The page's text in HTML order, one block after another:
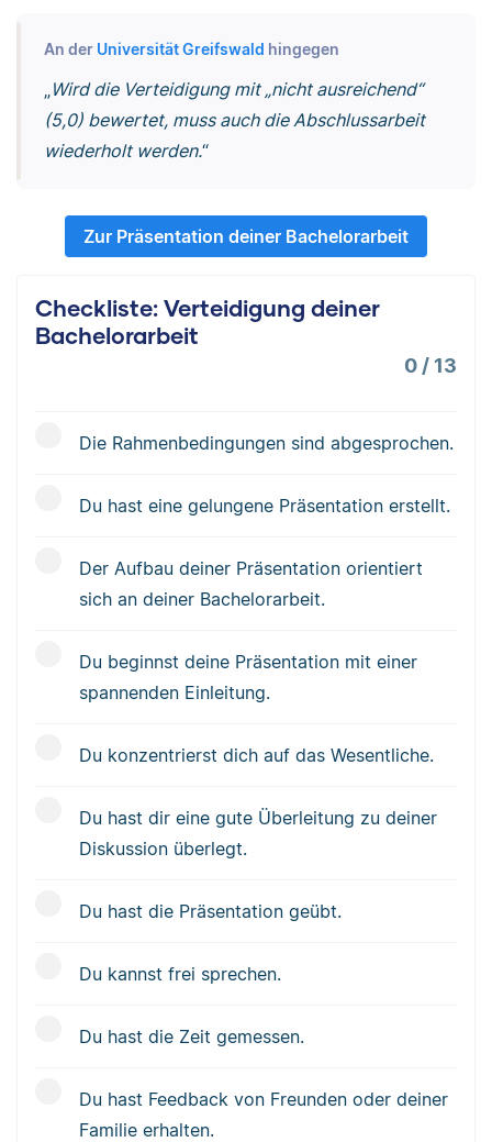
An der Universität Greifswald hingegen
„Wird die Verteidigung mit „nicht ausreichend“
(5,0) bewertet, muss auch die Abschlussarbeit
wiederholt werden.“
Zur Präsentation deiner Bachelorarbeit
Checkliste: Verteidigung deiner
Bachelorarbeit
0 / 13
Die Rahmenbedingungen sind abgesprochen.
Du hast eine gelungene Präsentation erstellt.
Der Aufbau deiner Präsentation orientiert
sich an deiner Bachelorarbeit.
Du beginnst deine Präsentation mit einer
spannenden Einleitung.
Du konzentrierst dich auf das Wesentliche.
Du hast dir eine gute Überleitung zu deiner
Diskussion überlegt.
Du hast die Präsentation geübt.
Du kannst frei sprechen.
Du hast die Zeit gemessen.
Du hast Feedback von Freunden oder deiner
Familie erhalten.